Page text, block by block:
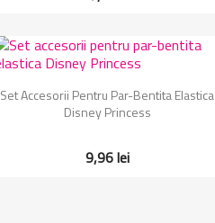
Vizualizare rapida
Set Accesorii Pentru Par-Bentita Elastica
Disney Princess
9,96 lei